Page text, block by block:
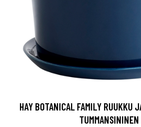
HAY BOTANICAL FAMILY RUUKKU
TUMMANSININEN